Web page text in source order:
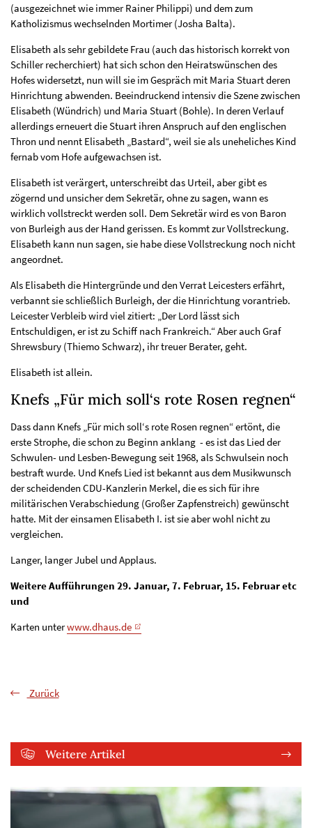
(ausgezeichnet wie immer Rainer Philippi) und dem zum
Katholizismus wechselnden Mortimer (Josha Balta).
Elisabeth als sehr gebildete Frau (auch das historisch korrekt von
Schiller recherchiert) hat sich schon den Heiratswünschen des
Hofes widersetzt, nun will sie im Gespräch mit Maria Stuart deren
Hinrichtung abwenden. Beeindruckend intensiv die Szene zwischen
Elisabeth (Wündrich) und Maria Stuart (Bohle). In deren Verlauf
allerdings erneuert die Stuart ihren Anspruch auf den englischen
Thron und nennt Elisabeth „Bastard“, weil sie als uneheliches Kind
fernab vom Hofe aufgewachsen ist.
Elisabeth ist verärgert, unterschreibt das Urteil, aber gibt es
zögernd und unsicher dem Sekretär, ohne zu sagen, wann es
wirklich vollstreckt werden soll. Dem Sekretär wird es von Baron
von Burleigh aus der Hand gerissen. Es kommt zur Vollstreckung.
Elisabeth kann nun sagen, sie habe diese Vollstreckung noch nicht
angeordnet.
Als Elisabeth die Hintergründe und den Verrat Leicesters erfährt,
verbannt sie schließlich Burleigh, der die Hinrichtung vorantrieb.
Leicester Verbleib wird viel zitiert: „Der Lord lässt sich
Entschuldigen, er ist zu Schiff nach Frankreich.“ Aber auch Graf
Shrewsbury (Thiemo Schwarz), ihr treuer Berater, geht.
Elisabeth ist allein.
Knefs „Für mich soll‘s rote Rosen regnen“
Dass dann Knefs „Für mich soll‘s rote Rosen regnen“ ertönt, die
erste Strophe, die schon zu Beginn anklang - es ist das Lied der
Schwulen- und Lesben-Bewegung seit 1968, als Schwulsein noch
bestraft wurde. Und Knefs Lied ist bekannt aus dem Musikwunsch
der scheidenden CDU-Kanzlerin Merkel, die es sich für ihre
militärischen Verabschiedung (Großer Zapfenstreich) gewünscht
hatte. Mit der einsamen Elisabeth I. ist sie aber wohl nicht zu
vergleichen.
Langer, langer Jubel und Applaus.
Weitere Aufführungen 29. Januar, 7. Februar, 15. Februar etc
und
Karten unterwww.dhaus.de
Zurück
Weitere Artikel